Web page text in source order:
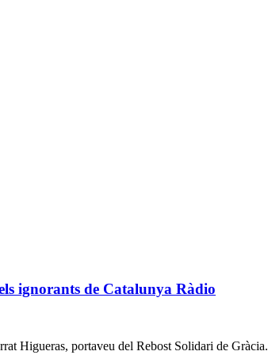
ignorants de Catalunya Ràdio
Higueras, portaveu del Rebost Solidari de Gràcia.